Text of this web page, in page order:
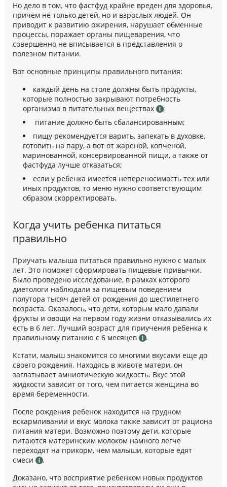
Но дело в том, что фастфуд крайне вреден для здоровья,
причем не только детей, но и взрослых людей. Он
приводит к развитию ожирения, нарушает обменные
процессы, поражает органы пищеварения, что
совершенно не вписывается в представления о
полезном питании.
Вот основные принципы правильного питания:
каждый день на столе должны быть продукты,
которые полностью закрывают потребность
организма в питательных веществах
;
питание должно быть сбалансированным;
пищу рекомендуется варить, запекать в духовке,
готовить на пару, а вот от жареной, копченой,
маринованной, консервированной пищи, а также от
фастфуда лучше отказаться;
если у ребенка имеется непереносимость тех или
иных продуктов, то меню нужно соответствующим
образом скорректировать.
Когда учить ребенка питаться
правильно
Приучать малыша питаться правильно нужно с малых
лет. Это поможет сформировать пищевые привычки.
Было проведено исследование, в рамках которого
диетологи наблюдали за пищевым поведением
полутора тысяч детей от рождения до шестилетнего
возраста. Оказалось, что дети, которым мало давали
фрукты и овощи на первом году жизни отказывались их
есть в 6 лет. Лучший возраст для приучения ребенка к
правильному питанию с 6 месяцев
.
Кстати, малыш знакомится со многими вкусами еще до
своего рождения. Находясь в животе матери, он
заглатывает амниотическую жидкость. Вкус этой
жидкости зависит от того, чем питается женщина во
время беременности.
После рождения ребенок находится на грудном
вскармливании и вкус молока также зависит от рациона
питания матери. Возможно поэтому дети, которые
питаются материнским молоком намного легче
переходят на прикорм, чем малыши, которые едят
смеси
.
Доказано, что восприятие ребенком новых продуктов